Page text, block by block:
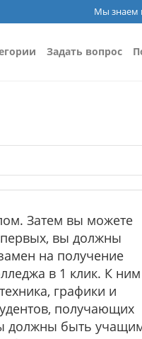
Мы знаем
Задать вопрос
Затем вы можете
первых, вы должны
на получение
в 1 клик. К ним
графики и
получающих
должны быть